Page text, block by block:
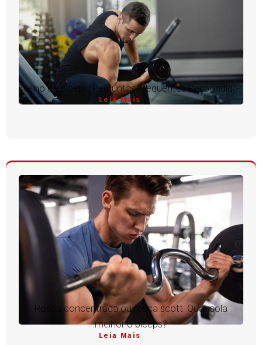
Treino de Bíceps: Perguntas Frequentes Respondidas
Leia Mais
Rosca concentrada ou rosca scott: Qual isola
melhor o bíceps?
Leia Mais